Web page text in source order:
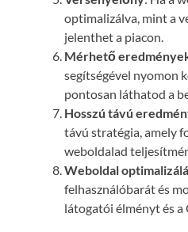
optimalizálva, mint a
jelenthet a piacon.
Mérhető
segítségével nyomon
pontosan láthatod a
Hosszú távú
távú stratégia, amely
weboldalad
Weboldal
felhasználóbarát és
látogatói élményt és